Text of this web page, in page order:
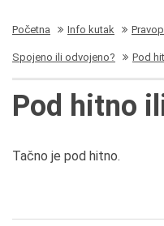
Početna Info kutak
Spojeno ili odvojeno? Pod
Pod hitno
Tačno je pod hitno.